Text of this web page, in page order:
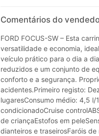
Comentários do
FORD FOCUS-SW – Esta
versatilidade e economia,
veículo prático para o dia a
reduzidos e um conjunto de
conforto e a segurança.
acidentes.Primeiro registo:
lugaresConsumo médio: 4,5 l/
condicionadoCruise
de criançaEstofos em
dianteiros e traseirosFaróis